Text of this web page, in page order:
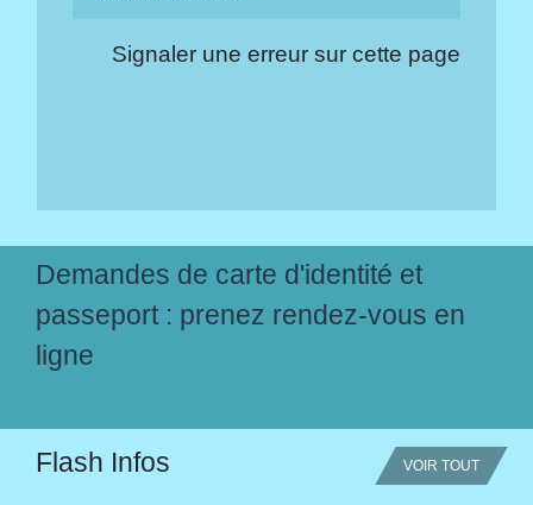
Signaler une erreur sur cette page
Demandes de carte d'identité et
passeport : prenez rendez-vous en
ligne
Flash Infos VOIR TOUT